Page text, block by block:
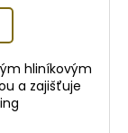
hliníkovým
a zajišťuje